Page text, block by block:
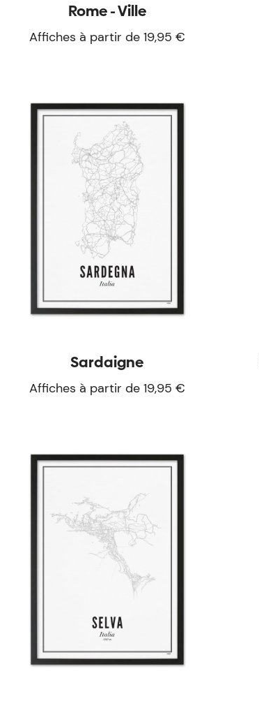
Rome - Ville
Affiches à partir de 19,95 €
Sardaigne
Affiches à partir de 19,95 €